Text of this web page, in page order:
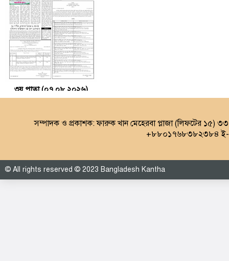
৩য় পাতা (০৭.০৮.২০২৬)
সম্পাদক ও প্রকাশক: ফারুক খান মেহেরবা প্লাজা (লিফটের ১৫)
+৮৮০১৭৬৮৩৮২৩৮৪ ই-
© All rights reserved © 2023 Bangladesh Kantha